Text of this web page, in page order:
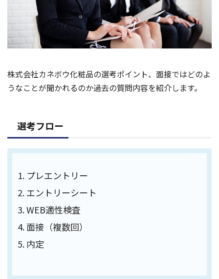
株式会社カネボウ化粧品の選考ポイント、面接ではどのよ
うなことが聞かれるのか過去の質問内容を紹介します。
選考フロー
プレエントリー
エントリーシート
WEB適性検査
面接（複数回）
内定